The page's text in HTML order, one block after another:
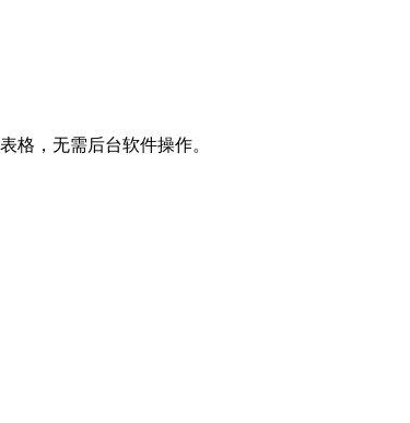
格，无需后台软件操作。